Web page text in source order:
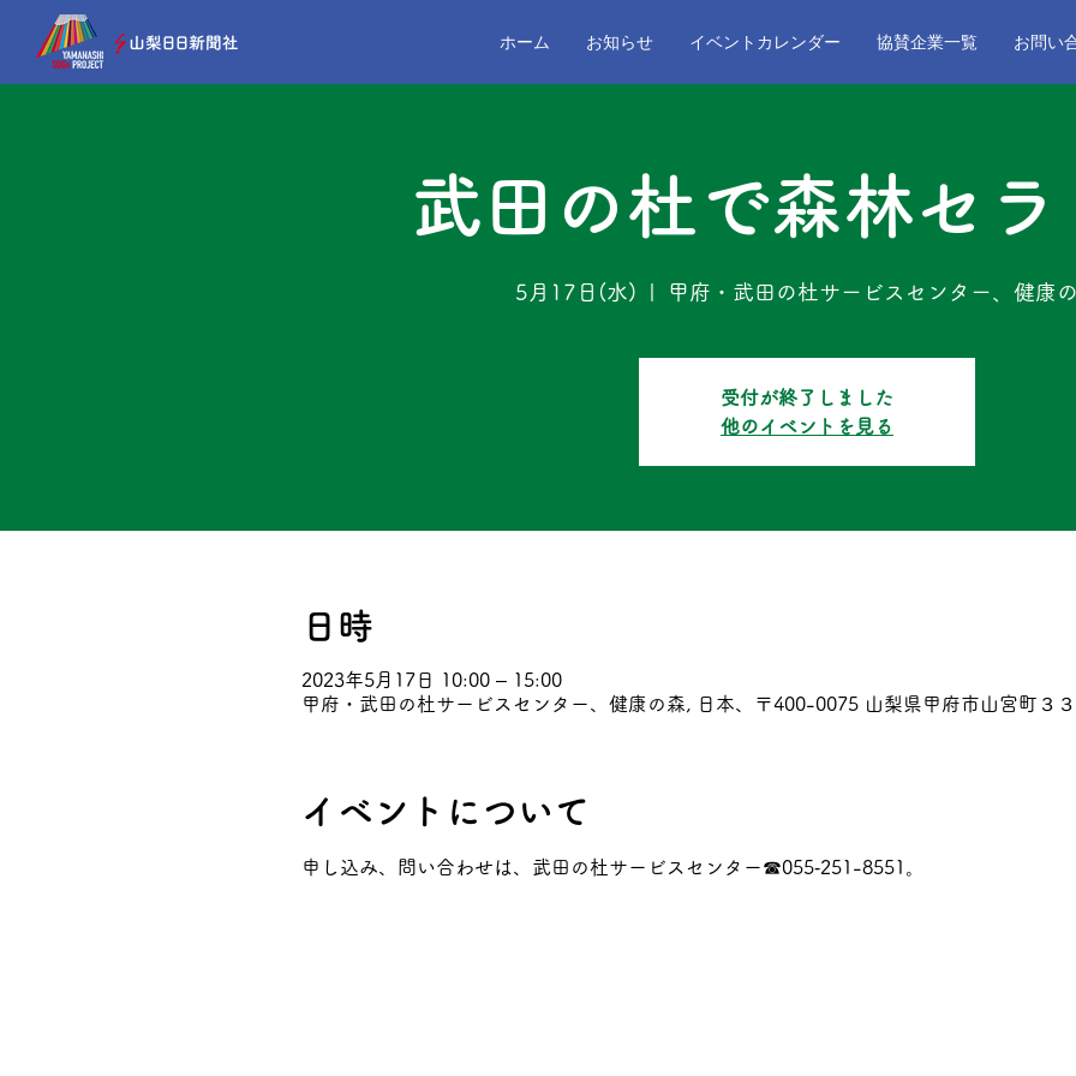
ホーム お知らせ イベントカレンダー 協賛企業一覧 お問い
武田の杜で森林セ
5月17日(水) 甲府・武田の杜サービスセンター、健康
受付が終了しました
他のイベントを見る
日時
2023年5月17日 10:00 – 15:00
甲府・武田の杜サービスセンター、健康の森, 日本、〒400-0075 山梨県甲府市山宮町３
イベントについて
申し込み、問い合わせは、武田の杜サービスセンター☎055‐251-8551。